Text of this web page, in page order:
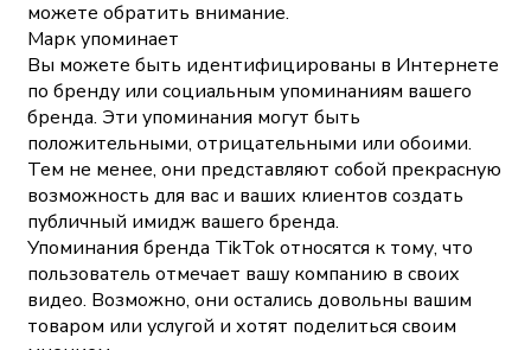
можете обратить внимание.
Марк упоминает
Вы можете быть идентифицированы в Интернете
по бренду или социальным упоминаниям вашего
бренда. Эти упоминания могут быть
положительными, отрицательными или обоими.
Тем не менее, они представляют собой прекрасную
возможность для вас и ваших клиентов создать
публичный имидж вашего бренда.
Упоминания бренда TikTok относятся к тому, что
пользователь отмечает вашу компанию в своих
видео. Возможно, они остались довольны вашим
товаром или услугой и хотят поделиться своим